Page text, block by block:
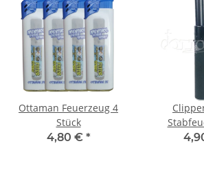
Ottaman Feuerzeug 4
Stück
4,80 € *